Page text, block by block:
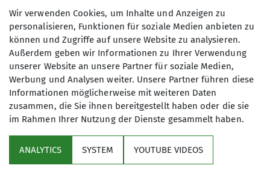
Nordwand
James-Franck-Ring 1b
37077 Göttingen
Sektion
Wir verwenden Cookies, um Inhalte und Anzeigen zu
personalisieren, Funktionen für soziale Medien anbieten zu
können und Zugriffe auf unsere Website zu analysieren.
Außerdem geben wir Informationen zu Ihrer Verwendung
unserer Website an unsere Partner für soziale Medien,
Werbung und Analysen weiter. Unsere Partner führen diese
Informationen möglicherweise mit weiteren Daten
zusammen, die Sie ihnen bereitgestellt haben oder die sie
im Rahmen Ihrer Nutzung der Dienste gesammelt haben.
ANALYTICS SYSTEM YOUTUBE VIDEOS